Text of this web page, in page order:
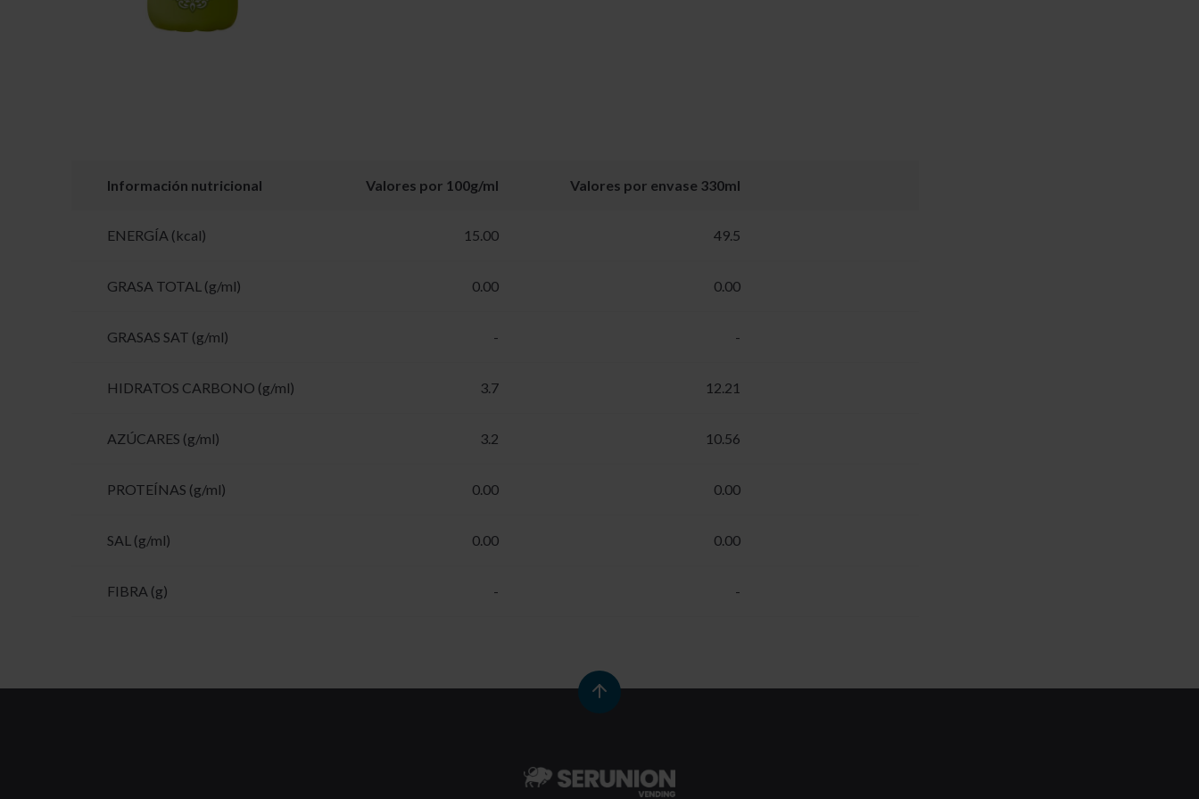
Información nutricional Valores por 100g/ml Valores por envase 330ml
ENERGÍA (kcal) 15.00 49.5
GRASA TOTAL (g/ml) 0.00 0.00
GRASAS SAT (g/ml) - -
HIDRATOS CARBONO (g/ml) 3.7 12.21
AZÚCARES (g/ml) 3.2 10.56
PROTEÍNAS (g/ml) 0.00 0.00
SAL (g/ml) 0.00 0.00
FIBRA (g) - -